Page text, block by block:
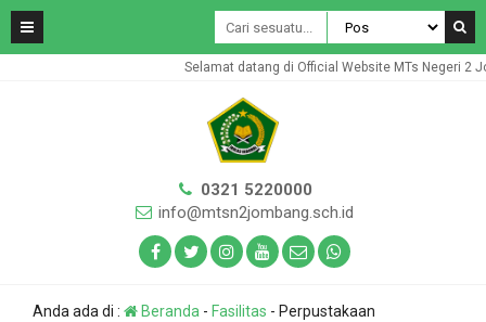
Selamat datang di Official Website MTs Negeri 2
0321 5220000
info@mtsn2jombang.sch.id
Anda ada di : Beranda - Fasilitas - Perpustakaan